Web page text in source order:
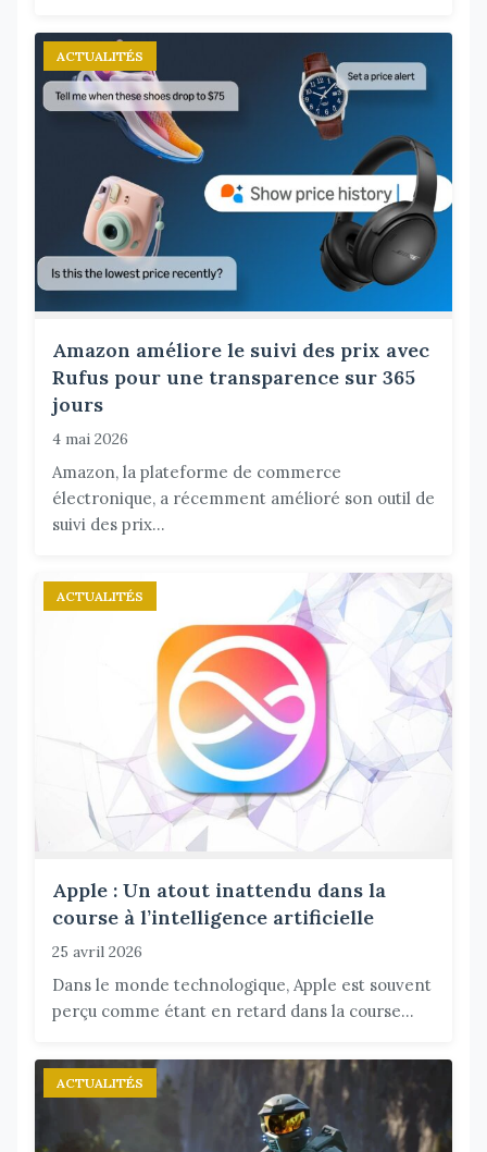
ACTUALITÉS
Amazon améliore le suivi des prix avec
Rufus pour une transparence sur 365
jours
4 mai 2026
Amazon, la plateforme de commerce
électronique, a récemment amélioré son outil de
suivi des prix...
ACTUALITÉS
Apple : Un atout inattendu dans la
course à l’intelligence artificielle
25 avril 2026
Dans le monde technologique, Apple est souvent
perçu comme étant en retard dans la course...
ACTUALITÉS